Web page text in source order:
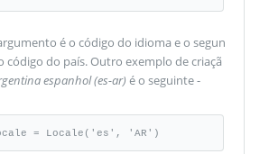
é o código do idioma e o segun
código do país. Outro exemplo de criaçã
espanhol (es-ar) é o seguinte -
= Locale('es', 'AR')